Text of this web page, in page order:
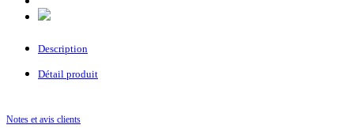
Description
Détail produit
Notes et avis clients